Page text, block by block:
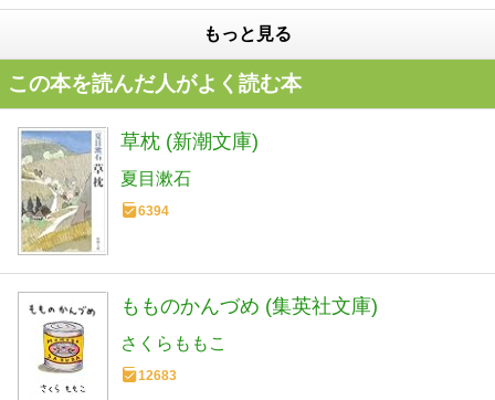
もっと見る
この本を読んだ人がよく読む本
草枕 (新潮文庫)
夏目漱石
6394
もものかんづめ (集英社文庫)
さくらももこ
12683